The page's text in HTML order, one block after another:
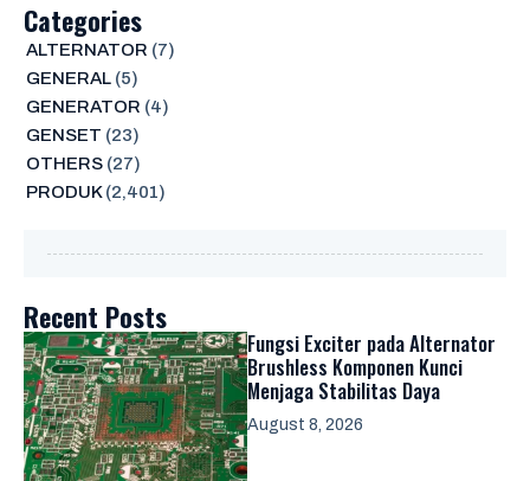
Categories
ALTERNATOR (7)
GENERAL(5)
GENERATOR (4)
GENSET (23)
OTHERS(27)
PRODUK(2,401)
Recent Posts
Fungsi Exciter pada Alternator
Brushless Komponen Kunci
Menjaga Stabilitas Daya
August 8, 2026